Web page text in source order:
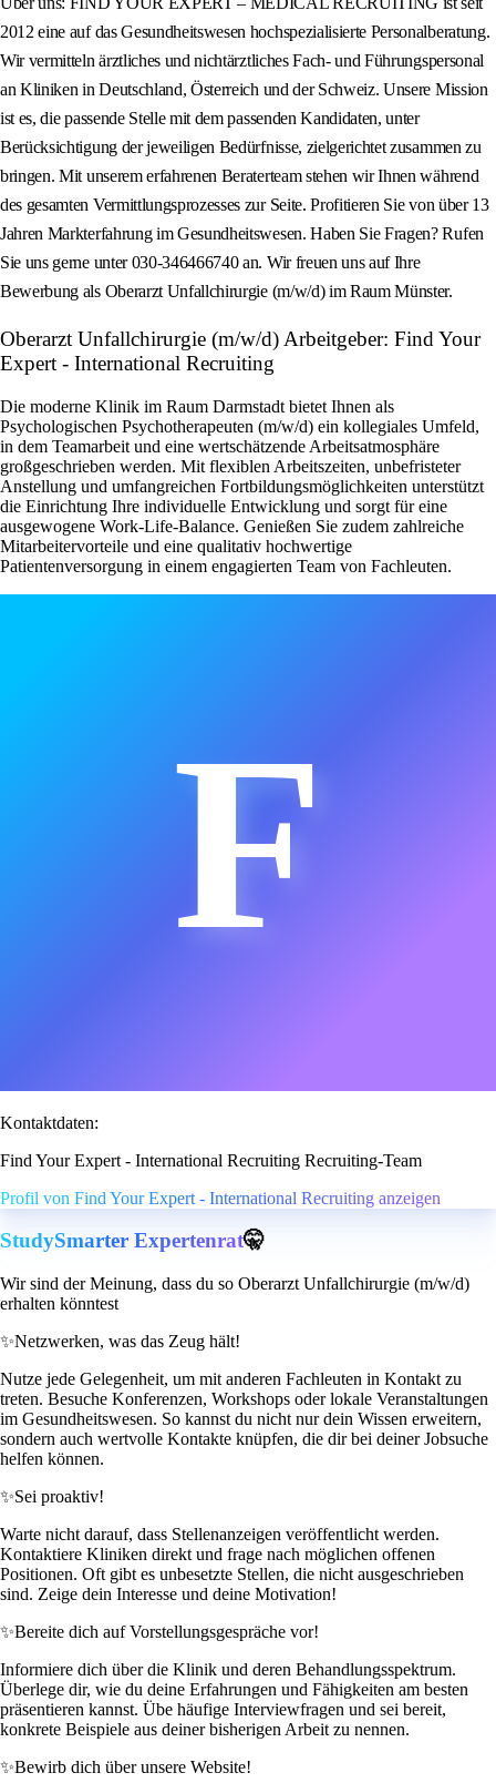
2012 eine auf das Gesundheitswesen hochspezialisierte Personalberatung.
Wir vermitteln ärztliches und nichtärztliches Fach- und Führungspersonal
an Kliniken in Deutschland, Österreich und der Schweiz. Unsere Mission
ist es, die passende Stelle mit dem passenden Kandidaten, unter
Berücksichtigung der jeweiligen Bedürfnisse, zielgerichtet zusammen zu
bringen. Mit unserem erfahrenen Beraterteam stehen wir Ihnen während
des gesamten Vermittlungsprozesses zur Seite. Profitieren Sie von über 13
Jahren Markterfahrung im Gesundheitswesen. Haben Sie Fragen? Rufen
Sie uns gerne unter 030-346466740 an. Wir freuen uns auf Ihre
Bewerbung als Oberarzt Unfallchirurgie (m/w/d) im Raum Münster.
Oberarzt Unfallchirurgie (m/w/d) Arbeitgeber: Find Your
Expert - International Recruiting
Die moderne Klinik im Raum Darmstadt bietet Ihnen als
Psychologischen Psychotherapeuten (m/w/d) ein kollegiales Umfeld,
in dem Teamarbeit und eine wertschätzende Arbeitsatmosphäre
großgeschrieben werden. Mit flexiblen Arbeitszeiten, unbefristeter
Anstellung und umfangreichen Fortbildungsmöglichkeiten unterstützt
die Einrichtung Ihre individuelle Entwicklung und sorgt für eine
ausgewogene Work-Life-Balance. Genießen Sie zudem zahlreiche
Mitarbeitervorteile und eine qualitativ hochwertige
Patientenversorgung in einem engagierten Team von Fachleuten.
F
Kontaktdaten:
Find Your Expert - International Recruiting Recruiting-Team
Profil von Find Your Expert - International Recruiting anzeigen
StudySmarter Expertenrat🤫
Wir sind der Meinung, dass du so Oberarzt Unfallchirurgie (m/w/d)
erhalten könntest
✨Netzwerken, was das Zeug hält!
Nutze jede Gelegenheit, um mit anderen Fachleuten in Kontakt zu
treten. Besuche Konferenzen, Workshops oder lokale Veranstaltungen
im Gesundheitswesen. So kannst du nicht nur dein Wissen erweitern,
sondern auch wertvolle Kontakte knüpfen, die dir bei deiner Jobsuche
helfen können.
✨Sei proaktiv!
Warte nicht darauf, dass Stellenanzeigen veröffentlicht werden.
Kontaktiere Kliniken direkt und frage nach möglichen offenen
Positionen. Oft gibt es unbesetzte Stellen, die nicht ausgeschrieben
sind. Zeige dein Interesse und deine Motivation!
✨Bereite dich auf Vorstellungsgespräche vor!
Informiere dich über die Klinik und deren Behandlungsspektrum.
Überlege dir, wie du deine Erfahrungen und Fähigkeiten am besten
präsentieren kannst. Übe häufige Interviewfragen und sei bereit,
konkrete Beispiele aus deiner bisherigen Arbeit zu nennen.
✨Bewirb dich über unsere Website!